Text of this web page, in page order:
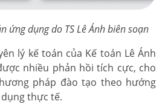
ứng dụng do TS Lê Ánh biên soạn
lý kế toán của Kế toán Lê Ánh
nhiều phản hồi tích cực, cho
pháp đào tạo theo hướng
thực tế.